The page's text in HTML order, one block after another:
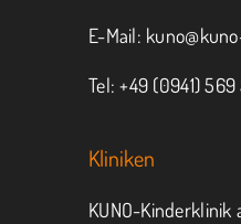
E-Mail:
Tel: +49 (0941)
Kliniken
KUNO-Kinderklinik